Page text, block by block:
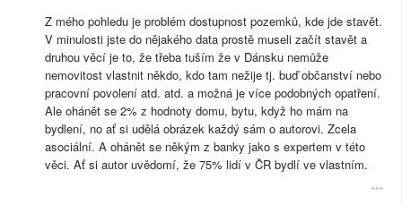
Z mého pohledu je problém dostupnost pozemků, kde jde stavět.
V minulosti jste do nějakého data prostě museli začít stavět a
druhou věcí je to, že třeba tuším že v Dánsku nemůže
nemovitost vlastnit někdo, kdo tam nežije tj. buď občanství nebo
pracovní povolení atd. atd. a možná je více podobných opatření.
Ale ohánět se 2% z hodnoty domu, bytu, když ho mám na
bydlení, no ať si udělá obrázek každý sám o autorovi. Zcela
asociální. A ohánět se někým z banky jako s expertem v této
věci. Ať si autor uvědomí, že 75% lidí v ČR bydlí ve vlastním.